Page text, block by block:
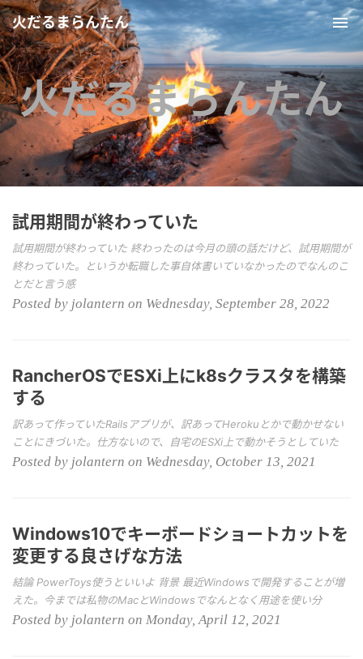
火だるまらんたん
火だるまらんたん
試用期間が終わっていた
試用期間が終わっていた 終わったのは今月の頭の話だけど、試用期間が
終わっていた。というか転職した事自体書いていなかったのでなんのこ
とだと言う感
Posted by jolantern on Wednesday, September 28, 2022
RancherOSでESXi上にk8sクラスタを構築
する
訳あって作っていたRailsアプリが、訳あってHerokuとかで動かせない
ことにきづいた。仕方ないので、自宅のESXi上で動かそうとしていた
Posted by jolantern on Wednesday, October 13, 2021
Windows10でキーボードショートカットを
変更する良さげな方法
結論 PowerToys使うといいよ 背景 最近Windowsで開発することが増
えた。今までは私物のMacとWindowsでなんとなく用途を使い分
Posted by jolantern on Monday, April 12, 2021